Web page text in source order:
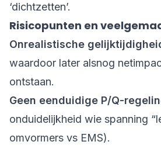
‘dichtzetten’.
Risicopunten en
Onrealistische
waardoor later alsnog
ontstaan.
Geen eenduidige P/Q-
onduidelijkheid wie spanning
omvormers vs EMS).